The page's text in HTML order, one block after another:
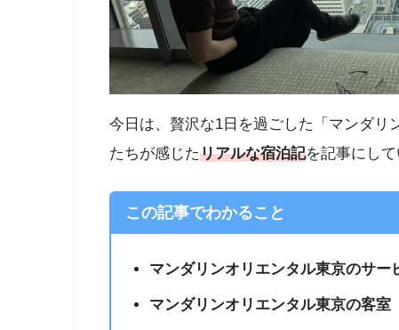
今日は、贅沢な1日を過ごした「マンダリ
たちが感じたリアルな宿泊記を記事にし
この記事でわかること
マンダリンオリエンタル東京のサー
マンダリンオリエンタル東京の客室